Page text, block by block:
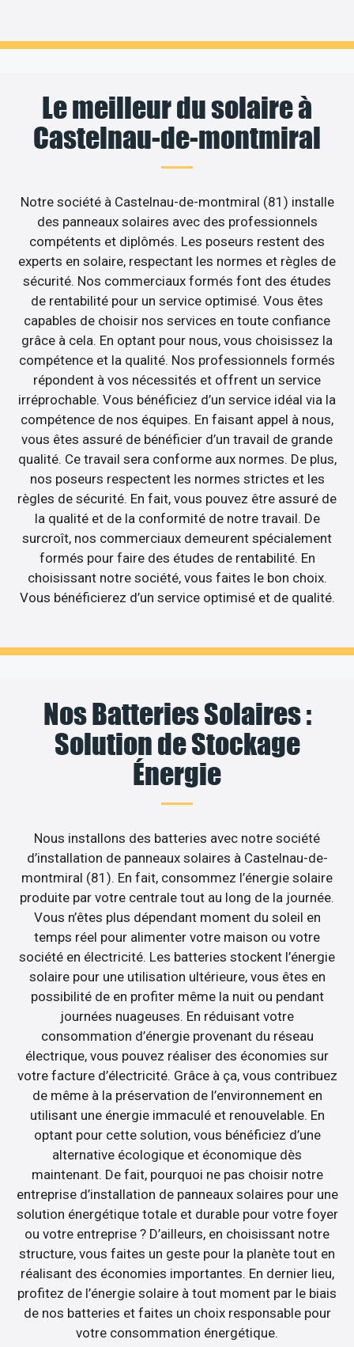
Le meilleur du solaire à
Castelnau-de-montmiral
Notre société à Castelnau-de-montmiral (81) installe
des panneaux solaires avec des professionnels
compétents et diplômés. Les poseurs restent des
experts en solaire, respectant les normes et règles de
sécurité. Nos commerciaux formés font des études
de rentabilité pour un service optimisé. Vous êtes
capables de choisir nos services en toute confiance
grâce à cela. En optant pour nous, vous choisissez la
compétence et la qualité. Nos professionnels formés
répondent à vos nécessités et offrent un service
irréprochable. Vous bénéficiez d’un service idéal via la
compétence de nos équipes. En faisant appel à nous,
vous êtes assuré de bénéficier d’un travail de grande
qualité. Ce travail sera conforme aux normes. De plus,
nos poseurs respectent les normes strictes et les
règles de sécurité. En fait, vous pouvez être assuré de
la qualité et de la conformité de notre travail. De
surcroît, nos commerciaux demeurent spécialement
formés pour faire des études de rentabilité. En
choisissant notre société, vous faites le bon choix.
Vous bénéficierez d’un service optimisé et de qualité.
Nos Batteries Solaires :
Solution de Stockage
Énergie
Nous installons des batteries avec notre société
d’installation de panneaux solaires à Castelnau-de-
montmiral (81). En fait, consommez l’énergie solaire
produite par votre centrale tout au long de la journée.
Vous n’êtes plus dépendant moment du soleil en
temps réel pour alimenter votre maison ou votre
société en électricité. Les batteries stockent l’énergie
solaire pour une utilisation ultérieure, vous êtes en
possibilité de en profiter même la nuit ou pendant
journées nuageuses. En réduisant votre
consommation d’énergie provenant du réseau
électrique, vous pouvez réaliser des économies sur
votre facture d’électricité. Grâce à ça, vous contribuez
de même à la préservation de l’environnement en
utilisant une énergie immaculé et renouvelable. En
optant pour cette solution, vous bénéficiez d’une
alternative écologique et économique dès
maintenant. De fait, pourquoi ne pas choisir notre
entreprise d’installation de panneaux solaires pour une
solution énergétique totale et durable pour votre foyer
ou votre entreprise ? D’ailleurs, en choisissant notre
structure, vous faites un geste pour la planète tout en
réalisant des économies importantes. En dernier lieu,
profitez de l’énergie solaire à tout moment par le biais
de nos batteries et faites un choix responsable pour
votre consommation énergétique.